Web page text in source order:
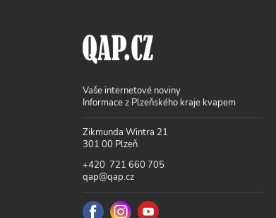
Vaše internetové noviny
Informace z Plzeňského kraje kvapem
Zikmunda Wintra 21
301 00 Plzeň
+420 721 660 705
qap@qap.cz